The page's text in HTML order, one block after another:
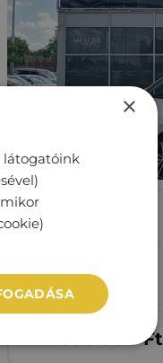
VOLVO XC90
143 142 km
12‏‏‎ ‎890‏‏‎ ‎000 Ft
×
látogatóink